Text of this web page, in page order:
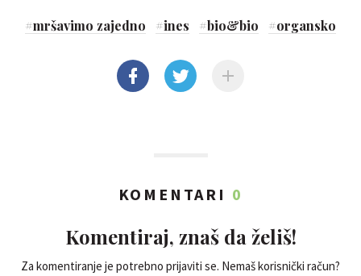
#mršavimo zajedno #ines #bio&bio #organsko
KOMENTARI 0
Komentiraj, znaš da želiš!
Za komentiranje je potrebno prijaviti se. Nemaš korisnički račun?